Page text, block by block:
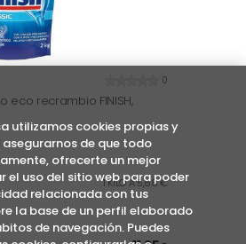
0
eco recrambio FINISH,
1 KILO A 5,68 €
utilizamos cookies propias y
de que todo
ofrecerte un mejor
el uso del sitio web para poder
relacionada con tus
la base de un perfil elaborado
de navegación. Puedes